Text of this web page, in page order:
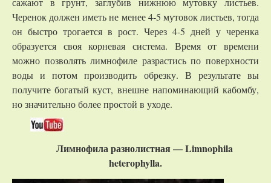
Черенок должен иметь не менее 4-5 мутовок листьев, тогда
он быстро трогается в рост. Через 4-5 дней у черенка
образуется своя корневая система. Время от времени
можно позволять лимнофиле разрастись по поверхности
воды и потом производить обрезку. В результате вы
получите богатый куст, внешне напоминающий кабомбу,
но значительно более простой в уходе.
Лимнофила разнолистная — Limnophila
heterophylla.